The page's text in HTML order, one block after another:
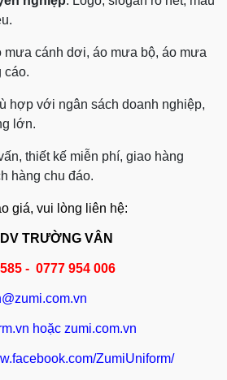
mưa cánh dơi, áo mưa bộ, áo mưa
cáo.
hợp với ngân sách doanh nghiệp,
lớn.
thiết kế miễn phí, giao hàng
hàng chu đáo.
giá, vui lòng liên hệ:
TRƯỜNG VÂN
- 0777 954 006
hoặc zumi.com.vn
ZumiUniform/